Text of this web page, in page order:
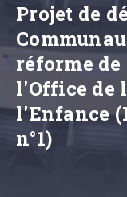
Projet de
réforme
l'Office de
l'Enfance
n°1)